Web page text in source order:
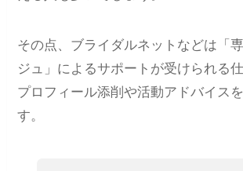
その点、ブライダルネットなどは「
ジュ」によるサポートが受けられる
プロフィール添削や活動アドバイス
す。